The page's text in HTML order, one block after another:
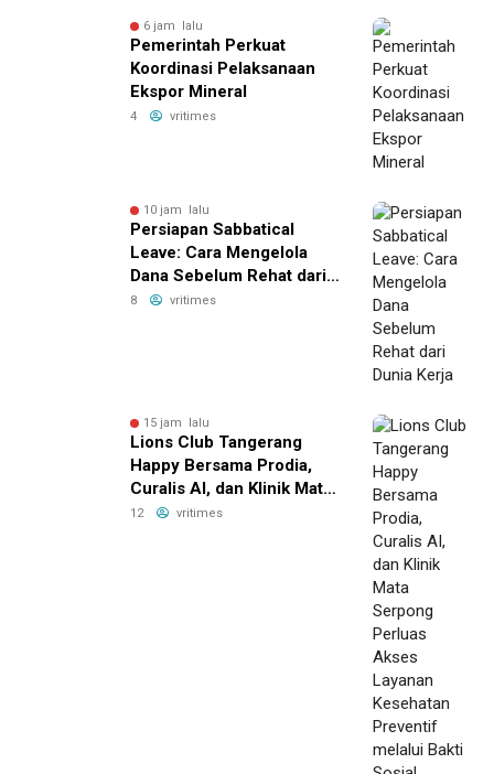
6 jam lalu
Pemerintah Perkuat
Koordinasi Pelaksanaan
Ekspor Mineral
4 vritimes
10 jam lalu
Persiapan Sabbatical
Leave: Cara Mengelola
Dana Sebelum Rehat dari
Dunia Kerja
8 vritimes
15 jam lalu
Lions Club Tangerang
Happy Bersama Prodia,
Curalis AI, dan Klinik Mata
Serpong Perluas Akses
12 vritimes